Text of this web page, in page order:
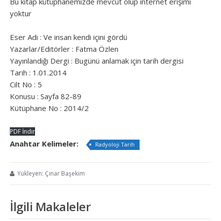
yoktur
Eser Adı : Ve insan kendi içini gördü
Yazarlar/Editörler : Fatma Özlen
Yayınlandığı Dergi : Bugünü anlamak için tarih dergisi
Tarih : 1.01.2014
Cilt No : 5
Konusu : Sayfa 82-89
Kütüphane No : 2014/2
PDF İndir
Anahtar Kelimeler: Radyoloji Tarih
Yükleyen: Çınar Başekim
İlgili Makaleler